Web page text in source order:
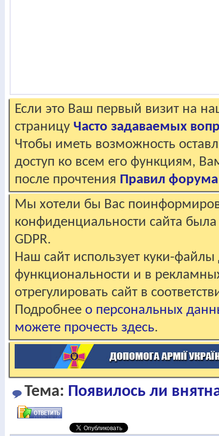
Если это Ваш первый визит на
страницу Часто задаваемых
Чтобы иметь возможность
доступ ко всем его функциям,
после прочтения Правил форума
Мы хотели бы Вас
конфиденциальности сайта
GDPR.
Наш сайт использует куки-файлы
функциональности и в
отрегулировать сайт в
Подробнее о персональных
можете прочесть здесь.
Тема: Появилось ли